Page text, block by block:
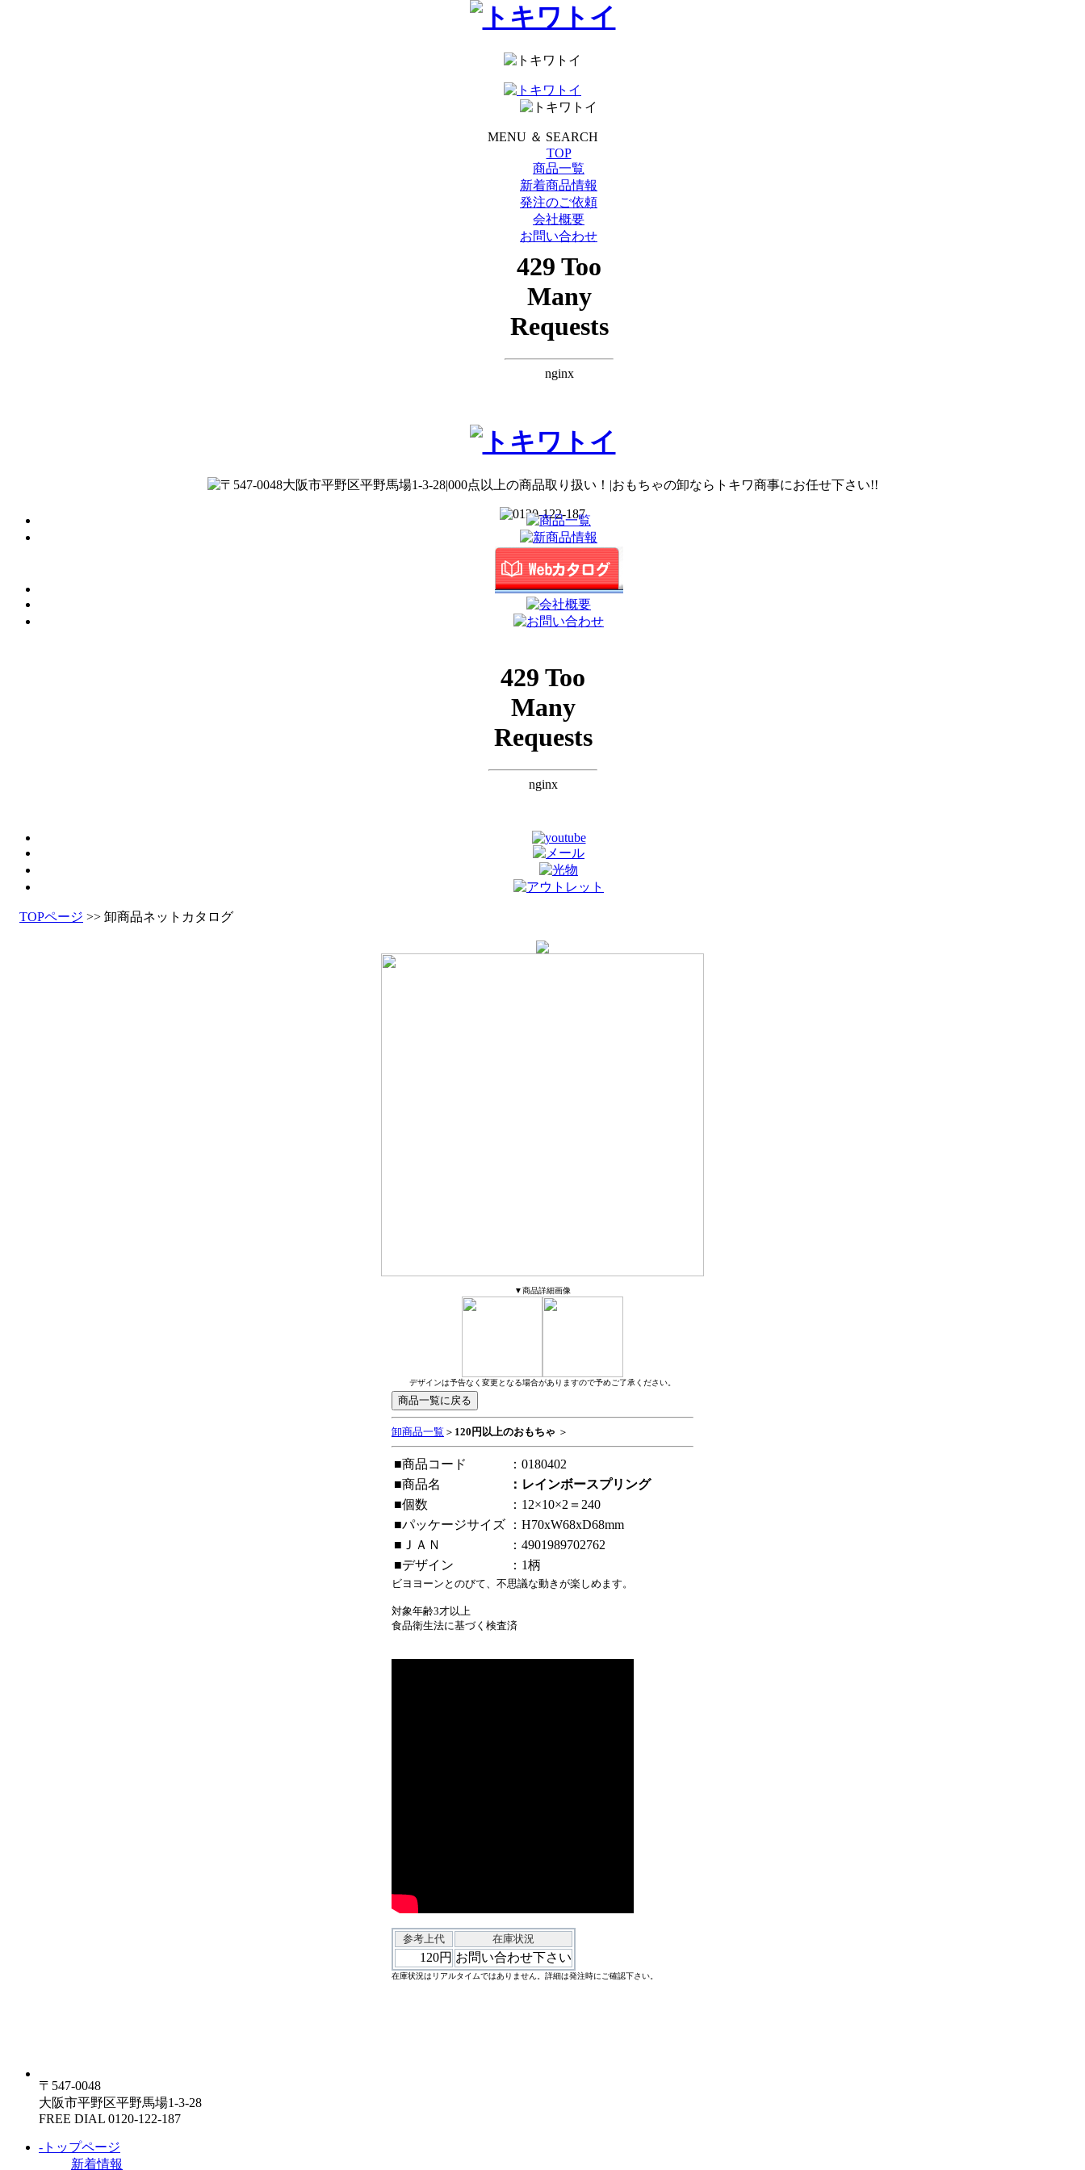
MENU ＆ SEARCH
TOP
商品一覧
新着商品情報
発注のご依頼
会社概要
お問い合わせ
TOPページ >> 卸商品ネットカタログ
▼商品詳細画像
デザインは予告なく変更となる場合がありますので予めご了承ください。
卸商品一覧 ＞ 120円以上のおもちゃ ＞
■商品コード
：0180402
■商品名
：レインボースプリング
■個数
：12×10×2＝240
■パッケージサイズ
：H70xW68xD68mm
■ＪＡＮ
：4901989702762
■デザイン
：1柄
ビヨヨーンとのびて、不思議な動きが楽しめます。
対象年齢3才以上
食品衛生法に基づく検査済
参考上代 在庫状況
120円 お問い合わせ下さい
在庫状況はリアルタイムではありません。詳細は発注時にご確認下さい。
〒547-0048
大阪市平野区平野馬場1-3-28
FREE DIAL 0120-122-187
-トップページ
新着情報